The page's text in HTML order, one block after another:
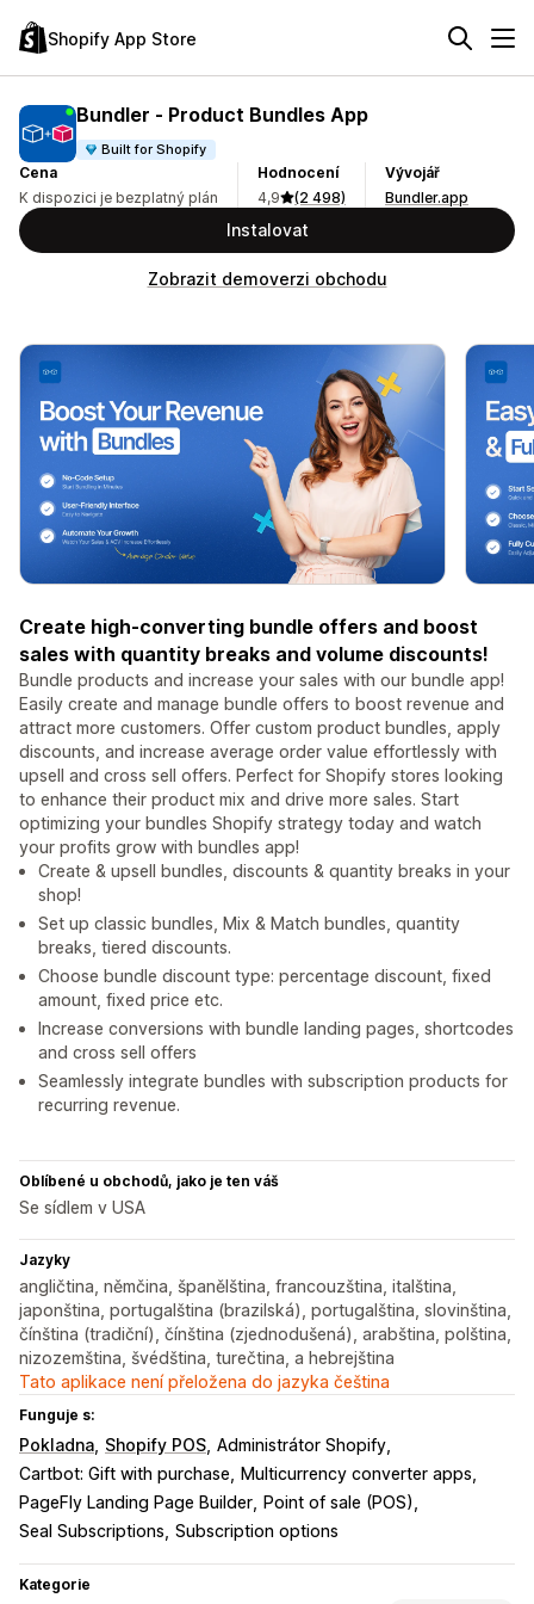
Shopify App Store
Bundler ‑ Product Bundles App
Built for Shopify
Cena
K dispozici je bezplatný plán
Hodnocení
4,9
(2 498)
Vývojář
Bundler.app
Instalovat
Zobrazit demoverzi obchodu
Create high-converting bundle offers and boost
sales with quantity breaks and volume discounts!
Bundle products and increase your sales with our bundle app!
Easily create and manage bundle offers to boost revenue and
attract more customers. Offer custom product bundles, apply
discounts, and increase average order value effortlessly with
upsell and cross sell offers. Perfect for Shopify stores looking
to enhance their product mix and drive more sales. Start
optimizing your bundles Shopify strategy today and watch
your profits grow with bundles app!
Create & upsell bundles, discounts & quantity breaks in your
shop!
Set up classic bundles, Mix & Match bundles, quantity
breaks, tiered discounts.
Choose bundle discount type: percentage discount, fixed
amount, fixed price etc.
Increase conversions with bundle landing pages, shortcodes
and cross sell offers
Seamlessly integrate bundles with subscription products for
recurring revenue.
Oblíbené u obchodů, jako je ten váš
Se sídlem v USA
Jazyky
angličtina, němčina, španělština, francouzština, italština,
japonština, portugalština (brazilská), portugalština, slovinština,
čínština (tradiční), čínština (zjednodušená), arabština, polština,
nizozemština, švédština, turečtina, a hebrejština
Tato aplikace není přeložena do jazyka čeština
Funguje s:
Pokladna Shopify POS Administrátor Shopify
Cartbot: Gift with purchase
Multicurrency converter apps
PageFly Landing Page Builder
Point of sale (POS)
Seal Subscriptions Subscription options
Kategorie